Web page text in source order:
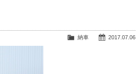
2017.07.06
納車